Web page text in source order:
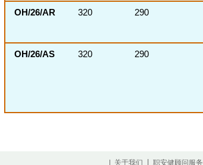
OH/26/AR 320 290
OH/26/AS 320 290
| 关于我们 职安健顾问服务